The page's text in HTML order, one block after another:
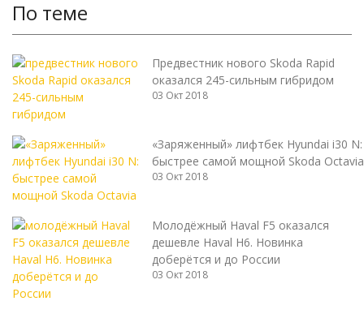
По теме
Предвестник нового Skoda Rapid
оказался 245-сильным гибридом
03 Окт 2018
«Заряженный» лифтбек Hyundai i30 N:
быстрее самой мощной Skoda Octavia
03 Окт 2018
Молодёжный Haval F5 оказался
дешевле Haval H6. Новинка
доберётся и до России
03 Окт 2018